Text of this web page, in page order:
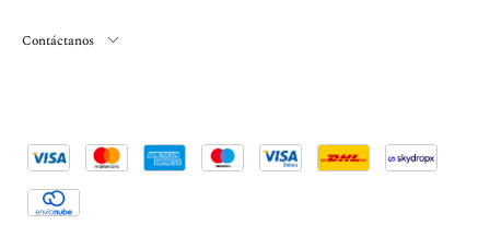
Contáctanos